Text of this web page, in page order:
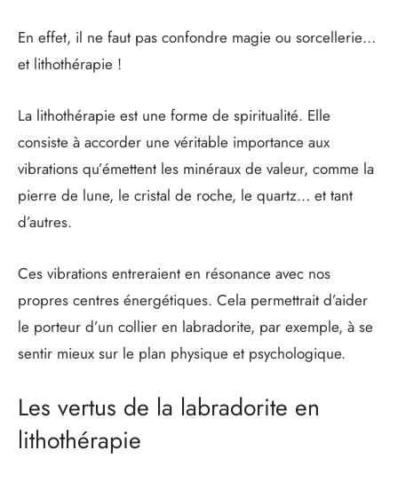
En effet, il ne faut pas confondre magie ou sorcellerie…
et lithothérapie !
La lithothérapie est une forme de spiritualité. Elle
consiste à accorder une véritable importance aux
vibrations qu’émettent les minéraux de valeur, comme la
pierre de lune, le cristal de roche, le quartz… et tant
d’autres.
Ces vibrations entreraient en résonance avec nos
propres centres énergétiques. Cela permettrait d’aider
le porteur d’un collier en labradorite, par exemple, à se
sentir mieux sur le plan physique et psychologique.
Les vertus de la labradorite en
lithothérapie